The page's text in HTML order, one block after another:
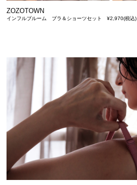
ZOZOTOWN
インフルブルーム ブラ＆ショーツセット ¥2,970(税込)